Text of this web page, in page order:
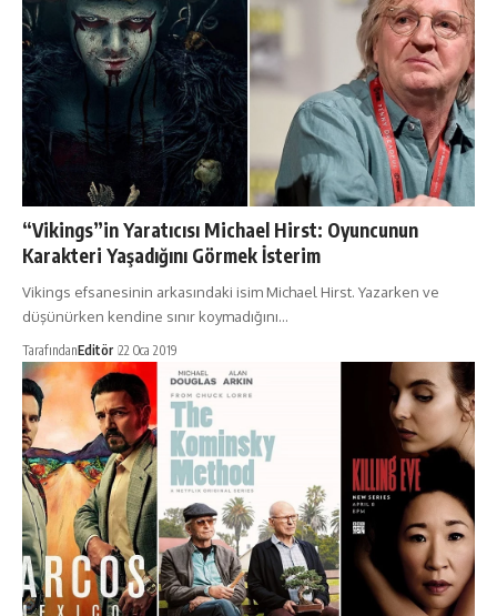
“Vikings”in Yaratıcısı Michael Hirst: Oyuncunun
Karakteri Yaşadığını Görmek İsterim
Vikings efsanesinin arkasındaki isim Michael Hirst. Yazarken ve
düşünürken kendine sınır koymadığını…
TarafındanEditör 22 Oca 2019